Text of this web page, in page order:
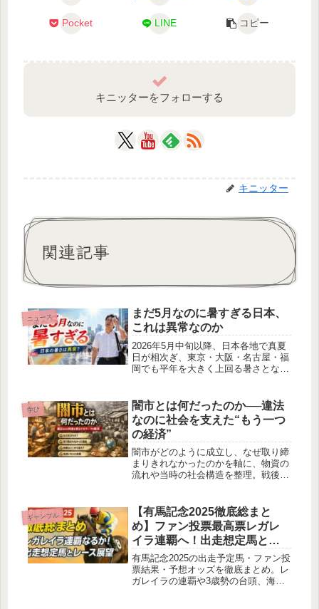
Pocket LINE コピー
キニッターをフォローする
キニッター
関連記事
ニュース
まだ5月なのに暑すぎる日本、
これは異常なのか
2026年5月中旬以降、日本各地で真夏
日が相次ぎ、東京・大阪・名古屋・福
岡でも平年を大きく上回る暑さとなり
策をもとに整理します。
学び
闇市とは何だったのか──違法
なのに社会を支えた“もう一つ
の経済”
闇市がどのように成立し、なぜ取り締
まりきれなかったのかを軸に、物資の
流れや当時の社会構造を整理。戦後日
ギャンブル
【有馬記念2025徹底総まと
め】ファン投票最高票レガレ
イラ連覇へ！出走想定馬とレ
ース展望
有馬記念2025の出走予定馬・ファン投
票結果・予想オッズを徹底まとめ。レ
ガレイラの連覇や3歳勢の台頭、海外